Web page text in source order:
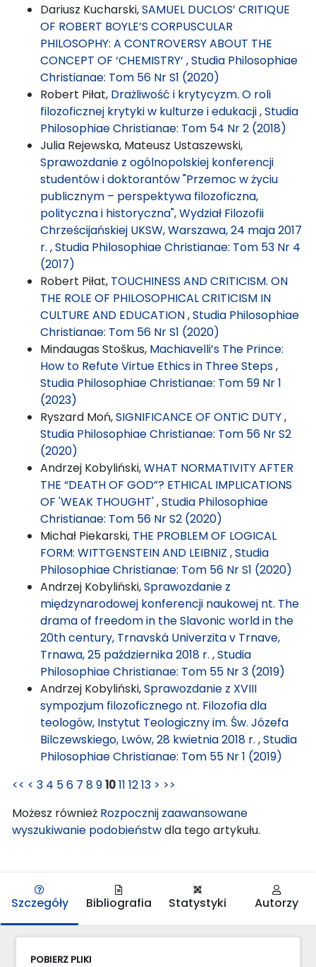
Dariusz Kucharski,SAMUEL DUCLOS’ CRITIQUE
OF ROBERT BOYLE’S CORPUSCULAR
PHILOSOPHY: A CONTROVERSY ABOUT THE
CONCEPT OF ‘CHEMISTRY‘ ,Studia Philosophiae
Christianae: Tom 56 Nr S1 (2020)
Robert Piłat, Drażliwość i krytycyzm. O roli
filozoficznej krytyki w kulturze i edukacji,Studia
Philosophiae Christianae: Tom 54 Nr 2 (2018)
Julia Rejewska, Mateusz Ustaszewski,
Sprawozdanie z ogólnopolskiej konferencji
studentów i doktorantów "Przemoc w życiu
publicznym – perspektywa filozoficzna,
polityczna i historyczna", Wydział Filozofii
Chrześcijańskiej UKSW, Warszawa, 24 maja 2017
r. ,Studia Philosophiae Christianae: Tom 53 Nr 4
(2017)
Robert Piłat, TOUCHINESS AND CRITICISM. ON
THE ROLE OF PHILOSOPHICAL CRITICISM IN
CULTURE AND EDUCATION,Studia Philosophiae
Christianae: Tom 56 Nr S1 (2020)
Mindaugas Stoškus, Machiavelli’s The Prince:
How to Refute Virtue Ethics in Three Steps,
Studia Philosophiae Christianae: Tom 59 Nr 1
(2023)
Ryszard Moń,SIGNIFICANCE OF ONTIC DUTY,
Studia Philosophiae Christianae: Tom 56 Nr S2
(2020)
Andrzej Kobyliński,WHAT NORMATIVITY AFTER
THE “DEATH OF GOD”? ETHICAL IMPLICATIONS
OF 'WEAK THOUGHT',Studia Philosophiae
Christianae: Tom 56 Nr S2 (2020)
Michał Piekarski, THE PROBLEM OF LOGICAL
FORM: WITTGENSTEIN AND LEIBNIZ ,Studia
Philosophiae Christianae: Tom 56 Nr S1 (2020)
Andrzej Kobyliński,Sprawozdanie z
międzynarodowej konferencji naukowej nt. The
drama of freedom in the Slavonic world in the
20th century, Trnavská Univerzita v Trnave,
Trnawa, 25 października 2018 r. ,Studia
Philosophiae Christianae: Tom 55 Nr 3 (2019)
Andrzej Kobyliński,Sprawozdanie z XVIII
sympozjum filozoficznego nt. Filozofia dla
teologów, Instytut Teologiczny im. Św. Józefa
Bilczewskiego, Lwów, 28 kwietnia 2018 r. ,Studia
Philosophiae Christianae: Tom 55 Nr 1 (2019)
<< < 3 4 56 7 891011 1213 > >>
Możesz również Rozpocznij zaawansowane
wyszukiwanie podobieństwdla tego artykułu.
Szczegóły Bibliografia Statystyki Autorzy
POBIERZ PLIKI